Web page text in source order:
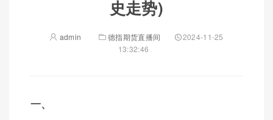
史走势)
admin 德指期货直播间
2024-11-25
13:32:46
一、